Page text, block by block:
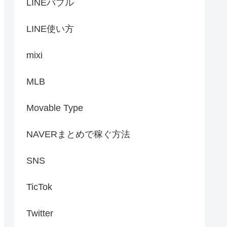
LINEバブル
LINE使い方
mixi
MLB
Movable Type
NAVERまとめで稼ぐ方法
SNS
TicTok
Twitter